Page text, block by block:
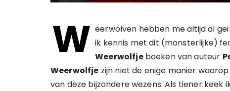
W eerwolven hebben me altijd al
ik kennis met dit (monsterlijke)
Weerwolfjeboeken van auteur
Weerwolfje zijn niet de enige manier
van deze bijzondere wezens. Als tiener